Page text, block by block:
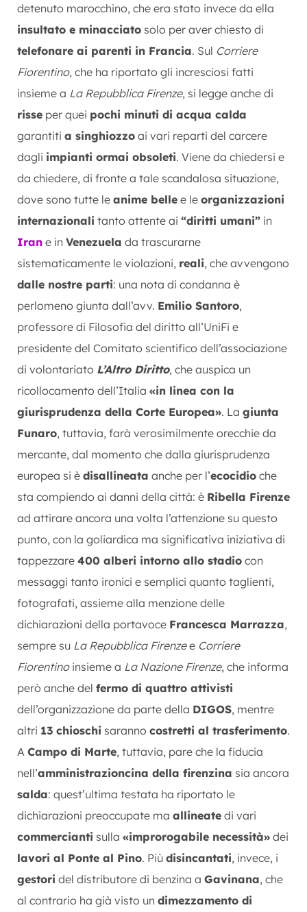
detenuto marocchino, che era stato invece da ella
insultato e minacciato solo per aver chiesto di
telefonare ai parenti in Francia. Sul Corriere
Fiorentino, che ha riportato gli incresciosi fatti
insieme a La Repubblica Firenze, si legge anche di
risse per quei pochi minuti di acqua calda
garantiti a singhiozzo ai vari reparti del carcere
dagli impianti ormai obsoleti. Viene da chiedersi e
da chiedere, di fronte a tale scandalosa situazione,
dove sono tutte le anime belle e le organizzazioni
internazionali tanto attente ai “diritti umani” in
Iran e in Venezuela da trascurarne
sistematicamente le violazioni, reali, che avvengono
dalle nostre parti: una nota di condanna è
perlomeno giunta dall’avv. Emilio Santoro,
professore di Filosofia del diritto all’UniFi e
presidente del Comitato scientifico dell’associazione
di volontariato L’Altro Diritto, che auspica un
ricollocamento dell’Italia «in linea con la
giurisprudenza della Corte Europea». La giunta
Funaro, tuttavia, farà verosimilmente orecchie da
mercante, dal momento che dalla giurisprudenza
europea si è disallineata anche per l’ecocidio che
sta compiendo ai danni della città: è Ribella Firenze
ad attirare ancora una volta l’attenzione su questo
punto, con la goliardica ma significativa iniziativa di
tappezzare 400 alberi intorno allo stadio con
messaggi tanto ironici e semplici quanto taglienti,
fotografati, assieme alla menzione delle
dichiarazioni della portavoce Francesca Marrazza,
sempre su La Repubblica Firenzee Corriere
Fiorentinoinsieme a La Nazione Firenze, che informa
però anche del fermo di quattro attivisti
dell’organizzazione da parte della DIGOS, mentre
altri 13 chioschi saranno costretti al trasferimento.
A Campo di Marte, tuttavia, pare che la fiducia
nell’amministrazioncina della firenzina sia ancora
salda: quest’ultima testata ha riportato le
dichiarazioni preoccupate ma allineate di vari
commercianti sulla «improrogabile necessità» dei
lavori al Ponte al Pino. Più disincantati, invece, i
gestori del distributore di benzina a Gavinana, che
al contrario ha già visto un dimezzamento di